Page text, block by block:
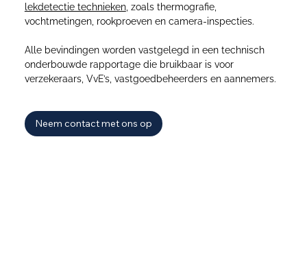
lekdetectie technieken, zoals thermografie,
vochtmetingen, rookproeven en camera-inspecties.
Alle bevindingen worden vastgelegd in een technisch
onderbouwde rapportage die bruikbaar is voor
verzekeraars, VvE’s, vastgoedbeheerders en aannemers.
Neem contact met ons op